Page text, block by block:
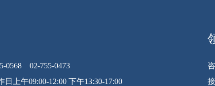
0568 02-755-0473
上午09:00-12:00 下午13:30-17:00